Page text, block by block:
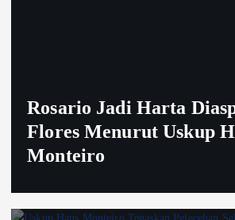
Rosario Jadi Harta
Flores Menurut Uskup
Monteiro